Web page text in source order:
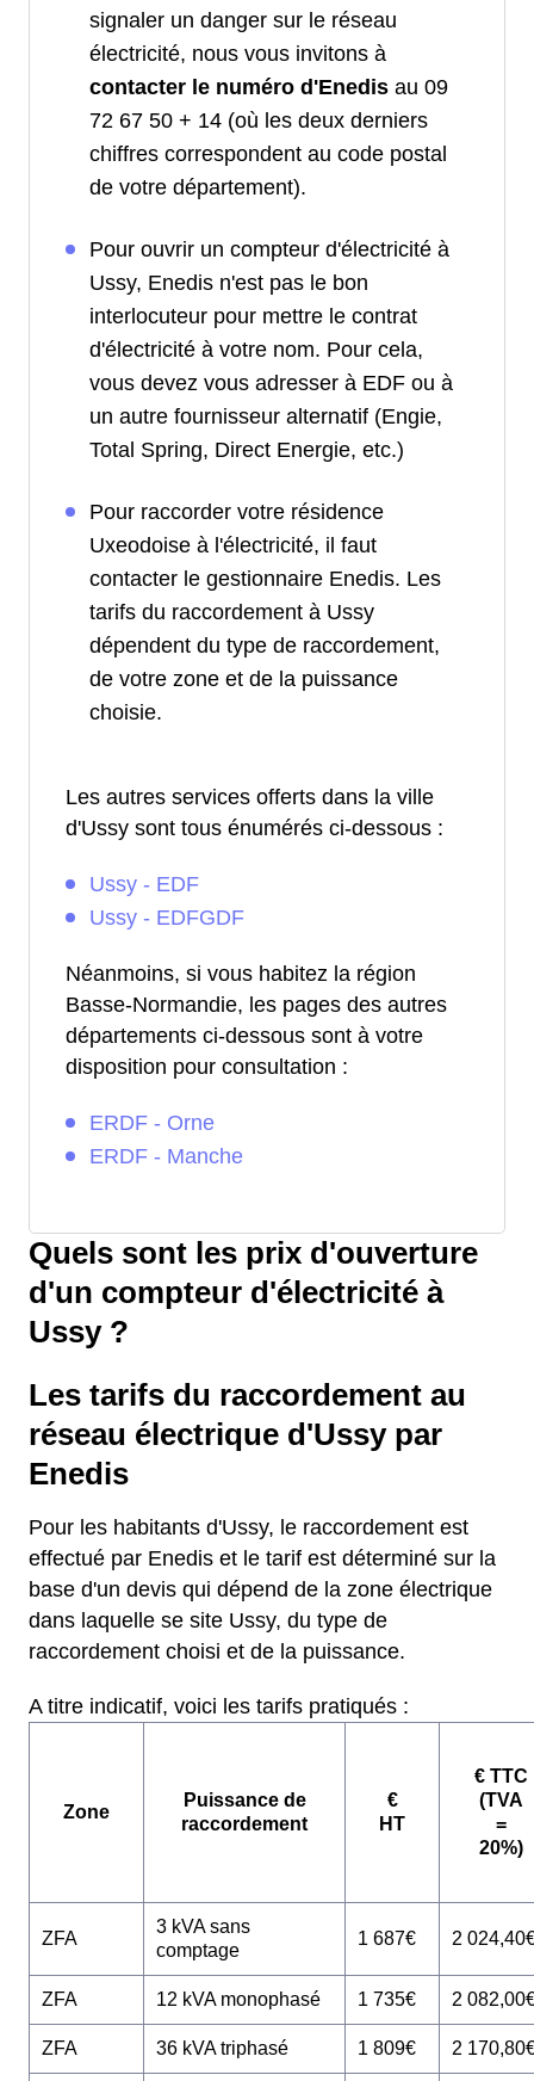
signaler un danger sur le réseau
électricité, nous vous invitons à
contacter le numéro d'Enedis au 09
72 67 50 + 14 (où les deux derniers
chiffres correspondent au code postal
de votre département).
Pour ouvrir un compteur d'électricité à
Ussy, Enedis n'est pas le bon
interlocuteur pour mettre le contrat
d'électricité à votre nom. Pour cela,
vous devez vous adresser à EDF ou à
un autre fournisseur alternatif (Engie,
Total Spring, Direct Energie, etc.)
Pour raccorder votre résidence
Uxeodoise à l'électricité, il faut
contacter le gestionnaire Enedis. Les
tarifs du raccordement à Ussy
dépendent du type de raccordement,
de votre zone et de la puissance
choisie.
Les autres services offerts dans la ville
d'Ussy sont tous énumérés ci-dessous :
Ussy - EDF
Ussy - EDFGDF
Néanmoins, si vous habitez la région
Basse-Normandie, les pages des autres
départements ci-dessous sont à votre
disposition pour consultation :
ERDF - Orne
ERDF - Manche
Quels sont les prix d'ouverture
d'un compteur d'électricité à
Ussy ?
Les tarifs du raccordement au
réseau électrique d'Ussy par
Enedis
Pour les habitants d'Ussy, le raccordement est
effectué par Enedis et le tarif est déterminé sur la
base d'un devis qui dépend de la zone électrique
dans laquelle se site Ussy, du type de
raccordement choisi et de la puissance.
A titre indicatif, voici les tarifs pratiqués :
Zone
Puissance de
raccordement
€
HT
€ TTC
(TVA
=
20%)
ZFA
3 kVA sans
comptage
1 687€ 2
ZFA 12 kVA monophasé 1 735€ 2
ZFA 36 kVA triphasé 1 809€ 2